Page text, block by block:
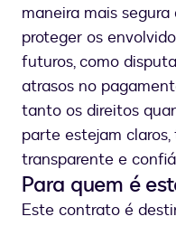
maneira mais
proteger os
futuros, como
atrasos no
tanto os direitos
parte estejam
transparente e
Para quem é
Este contrato é